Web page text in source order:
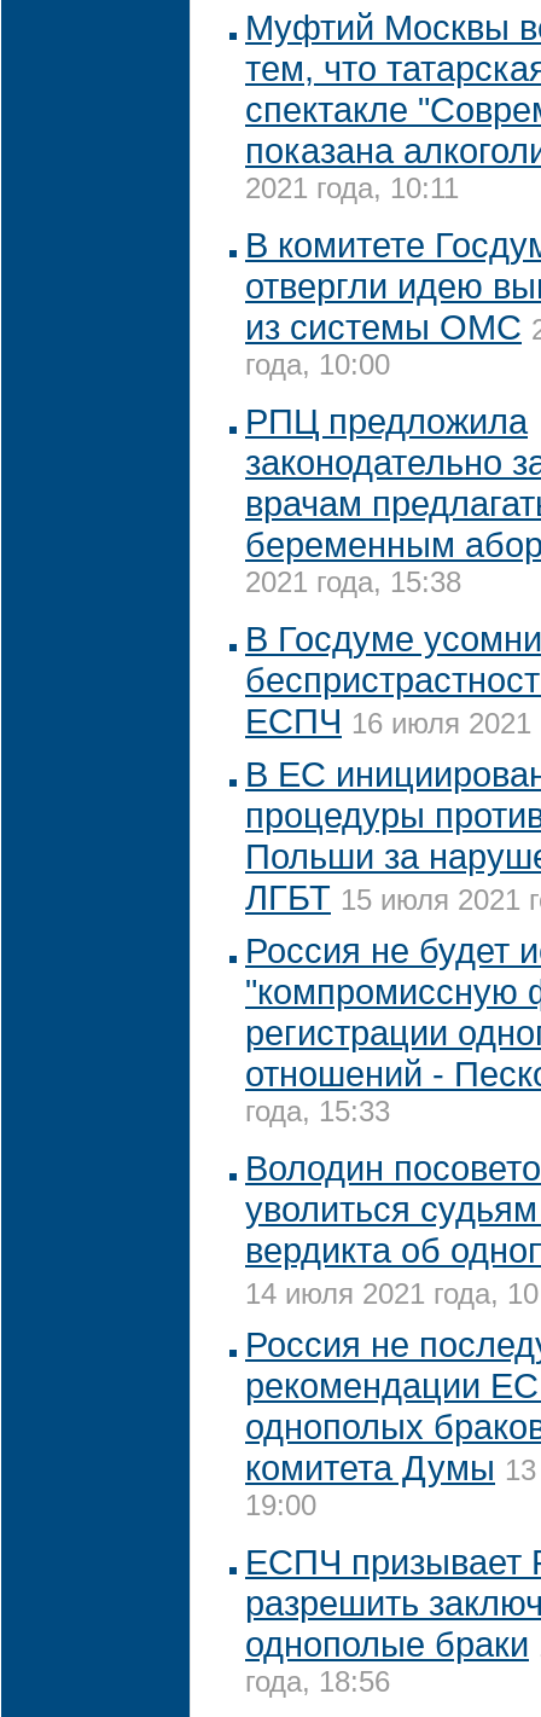
Муфтий Москвы
тем, что
спектакле
показана
2021 года, 10:11
В комитете
отвергли идею
из системы ОМС
года, 10:00
РПЦ предложила
законодательно
врачам
беременным
2021 года, 15:38
В Госдуме
ЕСПЧ 16 июля 2021
В ЕС
процедуры
Польши за
ЛГБТ 15 июля 2021
Россия не будет
"компромиссную
регистрации
отношений -
года, 15:33
Володин
уволиться
вердикта об
14 июля 2021 года,
Россия не
рекомендации
однополых
комитета Думы
19:00
ЕСПЧ призывает
разрешить
однополые браки
года, 18:56